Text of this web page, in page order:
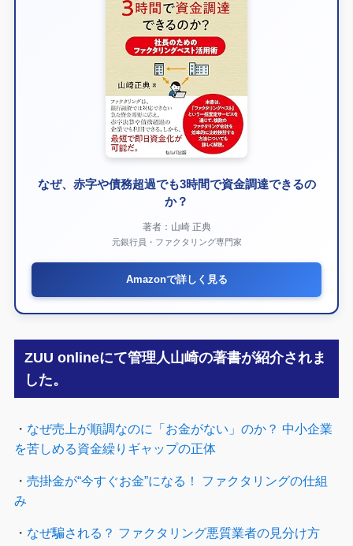
なぜ、赤字や債務超過でも3時間で資金調達できるの
か？
著者：山崎 正典
元銀行員・ファクタリング専門家
Amazonで詳しく見る
ZUU onlineにて管理人山崎の著書が紹介されま
した。
・ なぜ売上が順調なのに「お金がない」のか？ 中小企業
を苦しめる資金繰りギャップの正体
・ 売掛金が“今すぐお金”になる！ ファクタリングの仕組
み
・ なぜ騙される？ ファクタリング悪質業者の見分け方